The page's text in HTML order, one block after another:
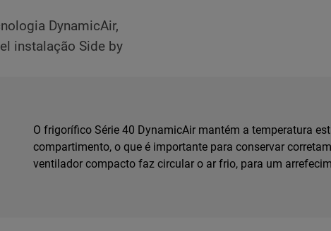
DynamicAir,
instalação Side by
O frigorífico Série 40 DynamicAir mantém a temperatura
compartimento, o que é importante para conservar
ventilador compacto faz circular o ar frio, para um